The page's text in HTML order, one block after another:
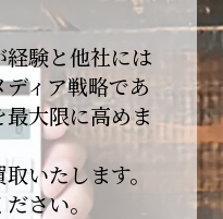
事を積み重ねて
いいたします。
験と他社には
ィア戦略であ
大限に高めま
いたします。
さい。